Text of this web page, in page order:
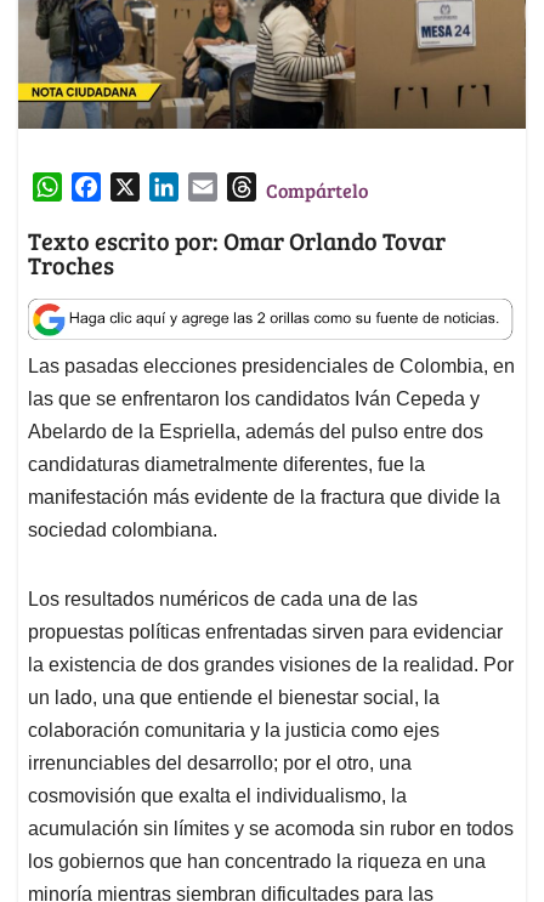
W
a
t
s
A
p
p
c
e
b
o
o
k
n
e
d
I
n
a
l
T
r
a
d
s
Compártelo
Texto escrito por: Omar Orlando Tovar
Troches
Las pasadas elecciones presidenciales de Colombia, en
las que se enfrentaron los candidatos Iván Cepeda y
Abelardo de la Espriella, además del pulso entre dos
candidaturas diametralmente diferentes, fue la
manifestación más evidente de la fractura que divide la
sociedad colombiana.
Los resultados numéricos de cada una de las
propuestas políticas enfrentadas sirven para evidenciar
la existencia de dos grandes visiones de la realidad. Por
un lado, una que entiende el bienestar social, la
colaboración comunitaria y la justicia como ejes
irrenunciables del desarrollo; por el otro, una
cosmovisión que exalta el individualismo, la
acumulación sin límites y se acomoda sin rubor en todos
los gobiernos que han concentrado la riqueza en una
minoría mientras siembran dificultades para las